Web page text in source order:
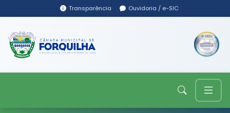
Transparência Ouvidoria / e-SIC